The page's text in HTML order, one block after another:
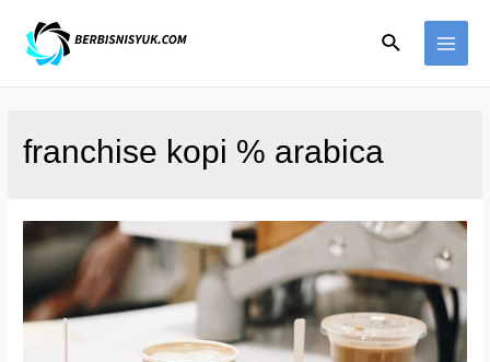
content
Search
franchise kopi % arabica